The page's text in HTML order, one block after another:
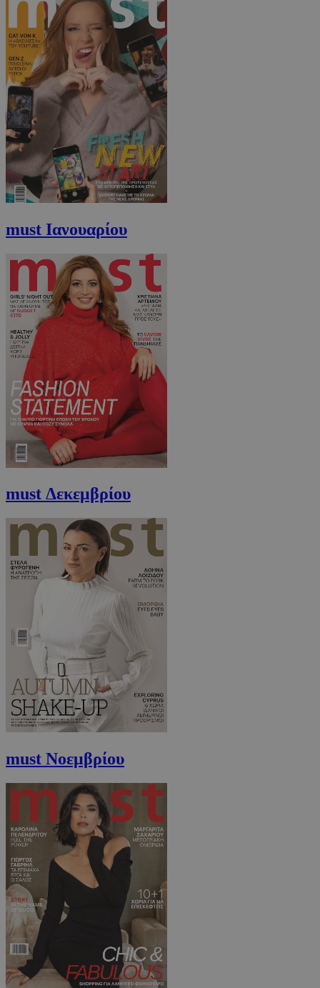
must Ιανουαρίου
must Δεκεμβρίου
must Νοεμβρίου